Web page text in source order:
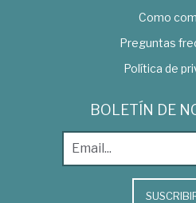
Como
Preguntas
Política de
BOLETÍN DE